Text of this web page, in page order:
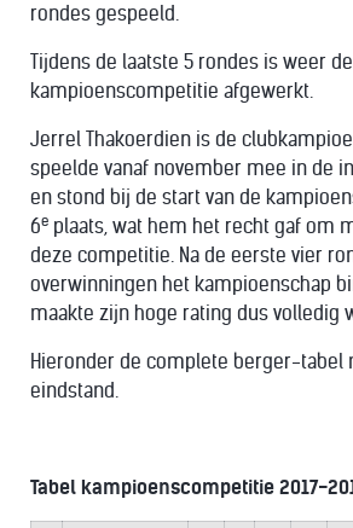
rondes gespeeld.
Tijdens de laatste 5 rondes is weer de
kampioenscompetitie afgewerkt.
Jerrel Thakoerdien is de
speelde vanaf november mee in de
en stond bij de start van de
6e plaats, wat hem het recht gaf om
deze competitie. Na de eerste vier
overwinningen het kampioenschap
maakte zijn hoge rating dus volledig
Hieronder de complete berger-tabel
eindstand.
Tabel kampioenscompetitie 2017-